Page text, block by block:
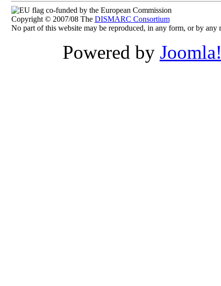
co-funded by the European Commission
Copyright © 2007/08 The DISMARC Consortium
No part of this website may be reproduced, in any form, or by
Powered by